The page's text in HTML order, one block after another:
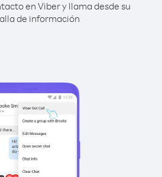
en Viber y llama desde su
de información